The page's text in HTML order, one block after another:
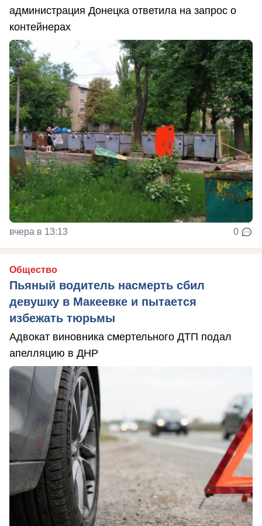
администрация Донецка ответила на запрос о
контейнерах
вчера в 13:13 0
Общество
Пьяный водитель насмерть сбил
девушку в Макеевке и пытается
избежать тюрьмы
Адвокат виновника смертельного ДТП подал
апелляцию в ДНР